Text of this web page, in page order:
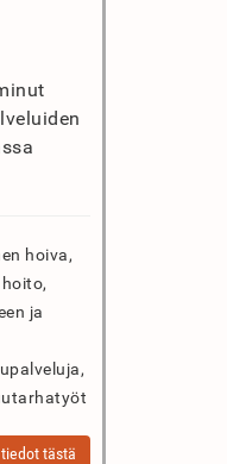
hoiva,
ja
tästä